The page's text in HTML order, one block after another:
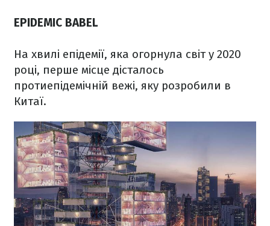
EPIDEMIC BABEL
На хвилі епідемії, яка огорнула світ у 2020
році, перше місце дісталось
протиепідемічній вежі, яку розробили в
Китаї.